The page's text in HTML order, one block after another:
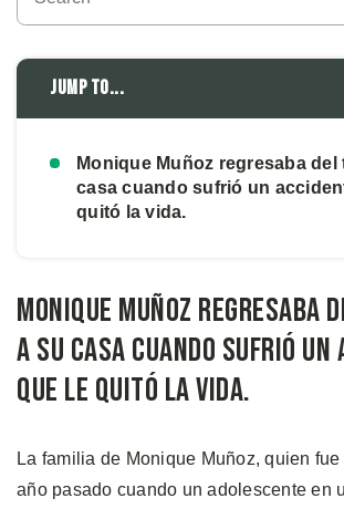
Jump to...
Monique Muñoz regresaba del
casa cuando sufrió un
quitó la vida.
Monique Muñoz regresaba
a su casa cuando sufrió un
que le quitó la vida.
La familia de Monique Muñoz, quien fue
año pasado cuando un adolescente en